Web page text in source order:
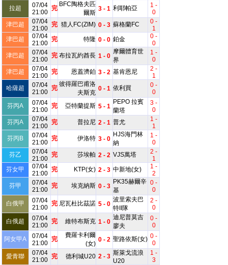
拉超
07/04
21:00
完
BFC陶格夫匹
爾斯
3 - 1 利耶帕亞
1 -
0
津巴超
07/04
21:00
完 猎人FC(ZIM) 0 - 3 蘇格蘭FC
0 -
1
津巴超
07/04
21:00
完 特隆 0 - 0 鉑金
0 -
0
津巴超
07/04
21:00
完 布拉瓦約酋長 1 - 0
摩爾體育世
界
1 -
0
津巴超
07/04
21:00
完 恩蓋濟鉑 3 - 2 基肯恩尼
2 -
1
哈薩超
07/04
21:00
完
彼得羅巴甫洛
夫斯克
0 - 1 依利買
0 -
0
芬丙A
07/04
21:00
完 亞特蘭提斯 5 - 1
PEPO 拉賓
蘭塔
3 -
0
芬丙A
07/04
21:00
完 普拉尼 2 - 1 普尤
1 -
1
芬丙B
07/04
21:00
完 伊洛特 3 - 0
HJS海門林
納
1 -
0
芬乙
07/04
21:00
完 莎埃帕 2 - 2 VJS萬塔
2 -
1
芬女甲
07/04
21:00
完 KTP(女) 2 - 3 中新地(女)
1 -
2
芬甲
07/04
21:00
完 埃克納斯 0 - 3
PK35赫爾辛
基
0 -
0
白俄甲
07/04
21:00
完 尼瓦杜比茲諾 5 - 0
波里索夫巴
特II隊
2 -
0
白俄超
07/04
21:00
完 維特布斯克 1 - 0
迪尼普莫吉
廖夫
0 -
0
阿女甲A
07/04
21:00
完
費羅卡利爾
(女)
0 - 2 聖路依斯(女) 0 -
0
愛青聯
07/04
21:00 完 德利城U20 2 - 3 斯萊戈流浪
U20
1 -
3